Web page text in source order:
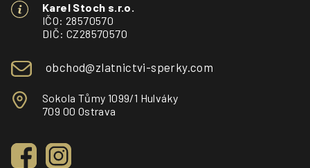
Karel Stoch s.r.o.
IČO: 28570570
DIČ: CZ28570570
obchod@zlatnictvi-sperky.com
Sokola Tůmy 1099/1 Hulváky
709 00 Ostrava